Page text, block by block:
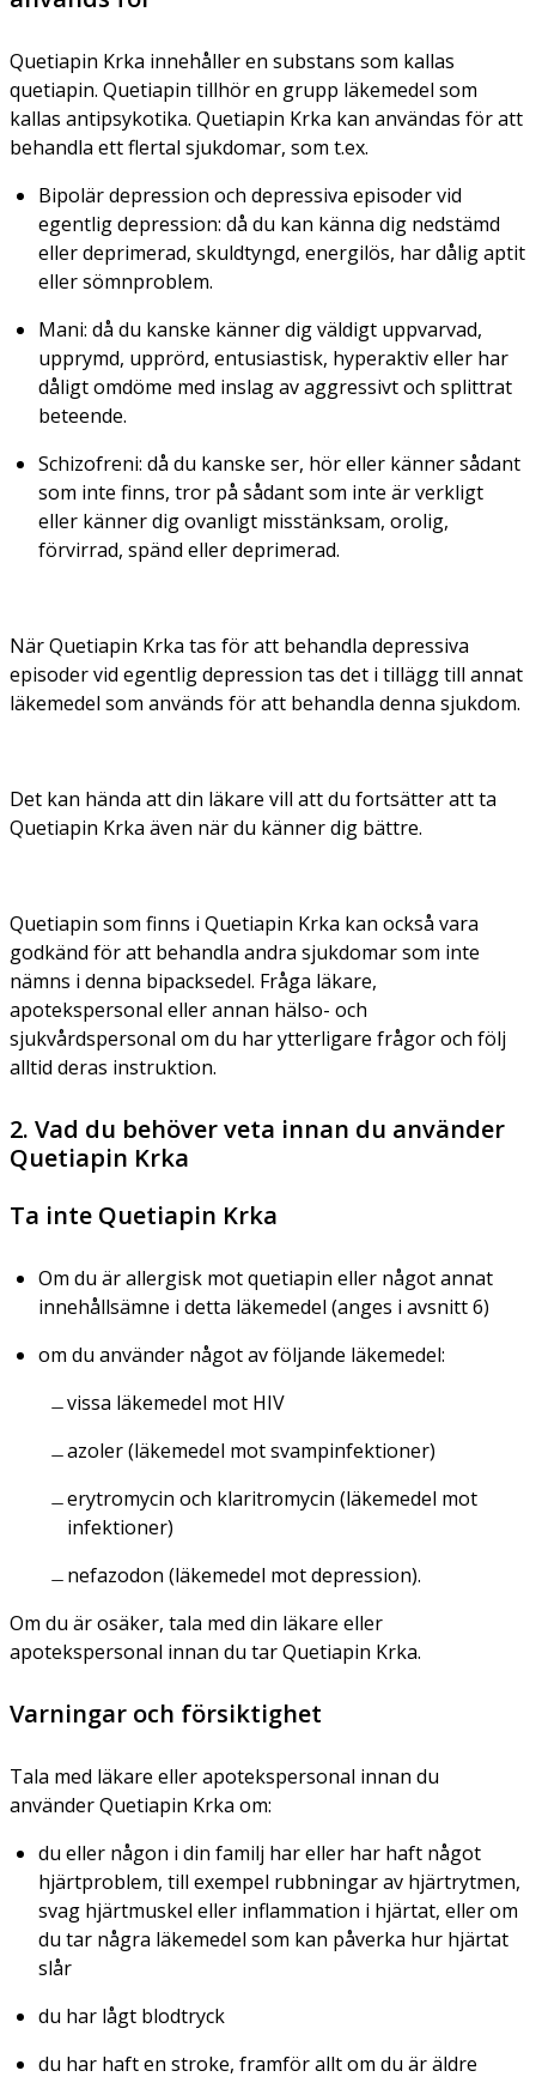
Quetiapin Krka innehåller en substans som kallas
quetiapin. Quetiapin tillhör en grupp läkemedel som
kallas antipsykotika. Quetiapin Krka kan användas för att
behandla ett flertal sjukdomar, som t.ex.
Bipolär depression och depressiva episoder vid
egentlig depression: då du kan känna dig nedstämd
eller deprimerad, skuldtyngd, energilös, har dålig aptit
eller sömnproblem.
Mani: då du kanske känner dig väldigt uppvarvad,
upprymd, upprörd, entusiastisk, hyperaktiv eller har
dåligt omdöme med inslag av aggressivt och splittrat
beteende.
Schizofreni: då du kanske ser, hör eller känner sådant
som inte finns, tror på sådant som inte är verkligt
eller känner dig ovanligt misstänksam, orolig,
förvirrad, spänd eller deprimerad.
När Quetiapin Krka tas för att behandla depressiva
episoder vid egentlig depression tas det i tillägg till annat
läkemedel som används för att behandla denna sjukdom.
Det kan hända att din läkare vill att du fortsätter att ta
Quetiapin Krka även när du känner dig bättre.
Quetiapin som finns i Quetiapin Krka kan också vara
godkänd för att behandla andra sjukdomar som inte
nämns i denna bipacksedel. Fråga läkare,
apotekspersonal eller annan hälso- och
sjukvårdspersonal om du har ytterligare frågor och följ
alltid deras instruktion.
2. Vad du behöver veta innan du använder
Quetiapin Krka
Ta inte Quetiapin Krka
Om du är allergisk mot quetiapin eller något annat
innehållsämne i detta läkemedel (anges i avsnitt 6)
om du använder något av följande läkemedel:
vissa läkemedel mot HIV
azoler (läkemedel mot svampinfektioner)
erytromycin och klaritromycin (läkemedel mot
infektioner)
nefazodon (läkemedel mot depression).
Om du är osäker, tala med din läkare eller
apotekspersonal innan du tar Quetiapin Krka.
Varningar och försiktighet
Tala med läkare eller apotekspersonal innan du
använder Quetiapin Krka om:
du eller någon i din familj har eller har haft något
hjärtproblem, till exempel rubbningar av hjärtrytmen,
svag hjärtmuskel eller inflammation i hjärtat, eller om
du tar några läkemedel som kan påverka hur hjärtat
slår
du har lågt blodtryck
du har haft en stroke, framför allt om du är äldre